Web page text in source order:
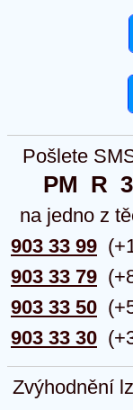
Pošlete
PM  R
na jedno z
903 33 99
903 33 79
903 33 50
903 33 30
Zvýhodnění